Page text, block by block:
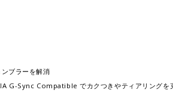
ブラーを解消
Sync Compatible でカクつきやティアリングを